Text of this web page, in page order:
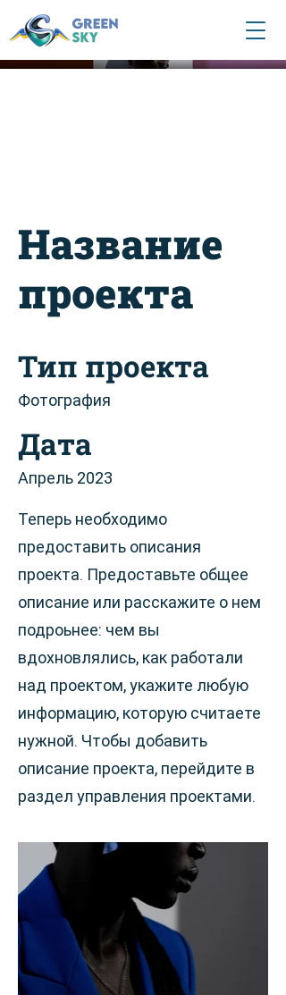
Название
проекта
Тип проекта
Фотография
Дата
Апрель 2023
Теперь необходимо
предоставить описания
проекта. Предоставьте общее
описание или расскажите о нем
подроьнее: чем вы
вдохновлялись, как работали
над проектом, укажите любую
информацию, которую считаете
нужной. Чтобы добавить
описание проекта, перейдите в
раздел управления проектами.